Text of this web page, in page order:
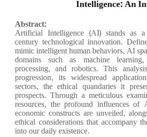
العدد
العدد
Intelligence: An
Abstract:
Artificial Intelligence (AI) stands as
century technological innovation.
mimic intelligent human behaviors, AI
domains such as machine learning,
processing, and robotics. This
progression, its widespread
sectors, the ethical quandaries it
prospects. Through a meticulous
resources, the profound influences of
economic constructs are unveiled,
ethical considerations that accompany
into our daily existence.